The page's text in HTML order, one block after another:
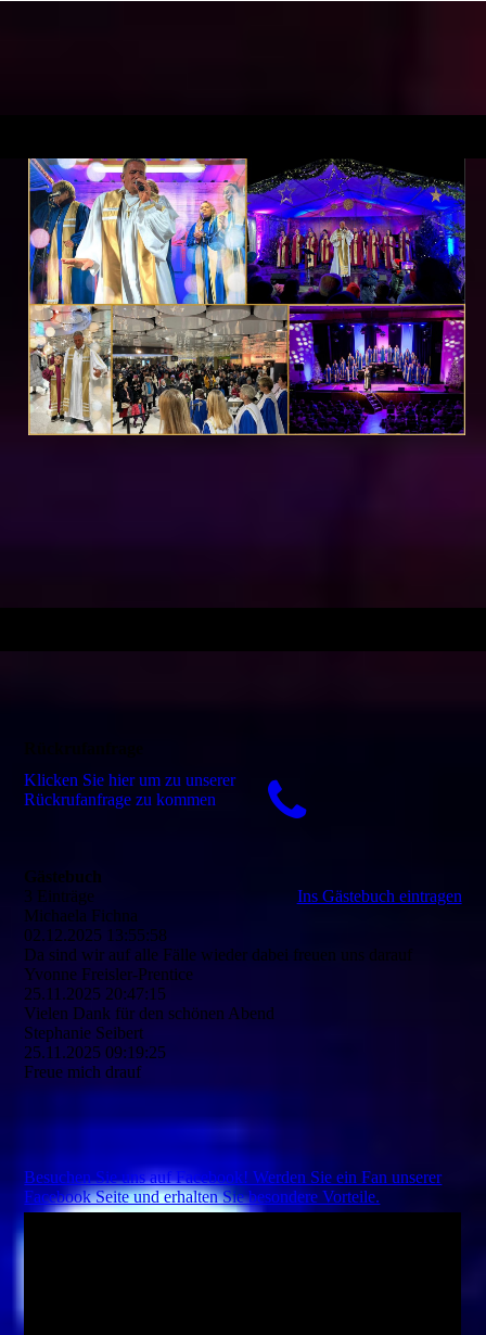
Klicken Sie hier um zu unserer
Rückrufanfrage zu kommen
Gästebuch
3 Einträge
Ins Gästebuch eintragen
Michaela Fichna
02.12.2025 13:55:58
Da sind wir auf alle Fälle wieder dabei freuen uns darauf
Yvonne Freisler-Prentice
25.11.2025 20:47:15
Vielen Dank für den schönen Abend
Stephanie Seibert
25.11.2025 09:19:25
Freue mich drauf
Besuchen Sie uns auf Facebook! Werden Sie ein Fan unserer
Facebook Seite und erhalten Sie besondere Vorteile.